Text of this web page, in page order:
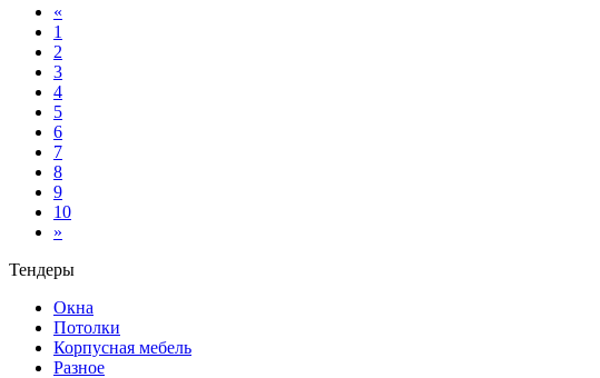
«
1
2
3
4
5
6
7
8
9
10
»
Тендеры
Окна
Потолки
Корпусная мебель
Разное